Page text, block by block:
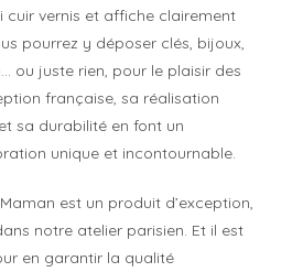
cuir vernis et affiche clairement
pourrez y déposer clés, bijoux,
ou juste rien, pour le plaisir des
française, sa réalisation
sa durabilité en font un
unique et incontournable.
est un produit d’exception,
notre atelier parisien. Et il est
en garantir la qualité